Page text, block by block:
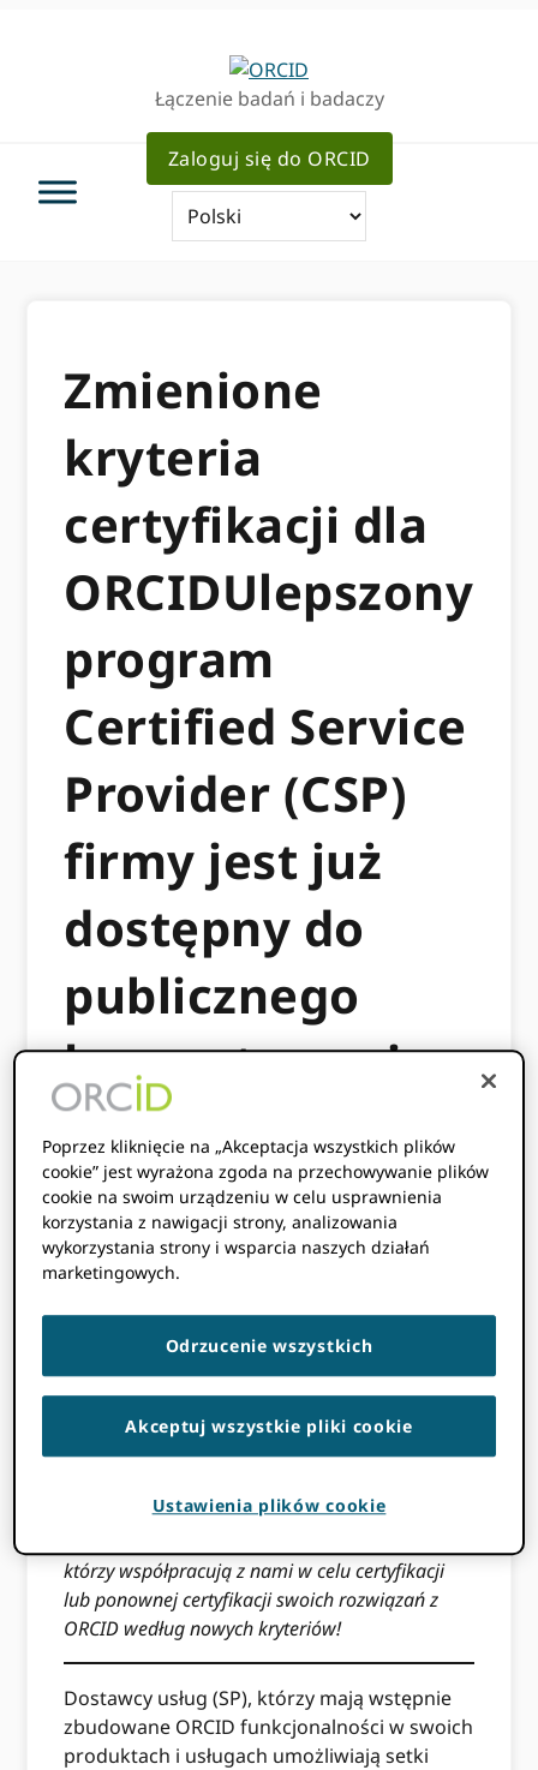
Łączenie badań i badaczy
Zaloguj się do ORCID
Zmienione
kryteria
certyfikacji dla
ORCIDUlepszony
program
Certified Service
Provider (CSP)
firmy jest już
dostępny do
publicznego
komentowania
aktualizacja:Od 12 maja dokumenty nie są już
otwarte do komentowania. Bądź na bieżąco z
uruchomienia zaktualizowanego programu CSP
którzy współpracują z nami w celu certyfikacji
lub ponownej certyfikacji swoich rozwiązań z
ORCID według nowych kryteriów!
Dostawcy usług (SP), którzy mają wstępnie
zbudowane ORCID funkcjonalności w swoich
produktach i usługach umożliwiają setki
Poprzez kliknięcie na „Akceptacja wszystkich plików
cookie” jest wyrażona zgoda na przechowywanie plików
cookie na swoim urządzeniu w celu usprawnienia
korzystania z nawigacji strony, analizowania
wykorzystania strony i wsparcia naszych działań
marketingowych.
Odrzucenie wszystkich
Akceptuj wszystkie pliki cookie
Ustawienia plików cookie